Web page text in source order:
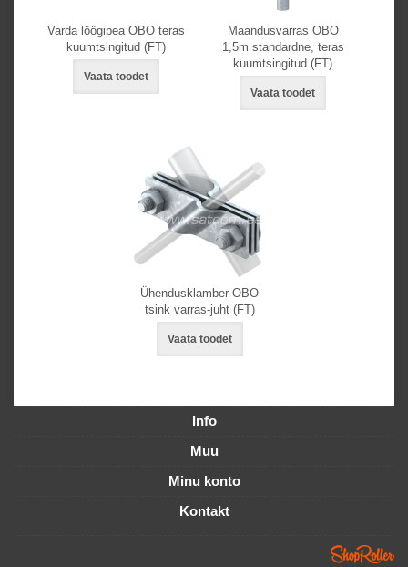
Varda löögipea OBO teras
kuumtsingitud (FT)
Vaata toodet
Maandusvarras OBO
1,5m standardne, teras
kuumtsingitud (FT)
Vaata toodet
Ühendusklamber OBO
tsink varras-juht (FT)
Vaata toodet
Info
Muu
Minu konto
Kontakt